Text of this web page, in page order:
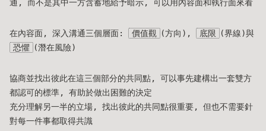
通, 而不是其中一方含蓄地給予暗示, 可以用內容面和執行面來看
在內容面, 深入溝通三個層面: 價值觀 (方向), 底限
(界線)與
恐懼
(潛在風險)
協商並找出彼此在這三個部分的共同點, 可以事先建構出一套雙方
都認可的標準, 有助於做出困難的決定
充分理解另一半的立場, 找出彼此的共同點很重要, 但也不需要針
對每一件事都取得共識